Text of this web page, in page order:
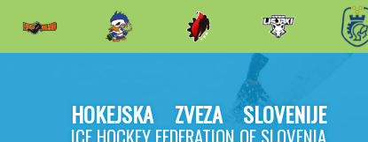
HOKEJSKA ZVEZA SLOVENIJE
ICE HOCKEY FEDERATION OF SLOVENIA